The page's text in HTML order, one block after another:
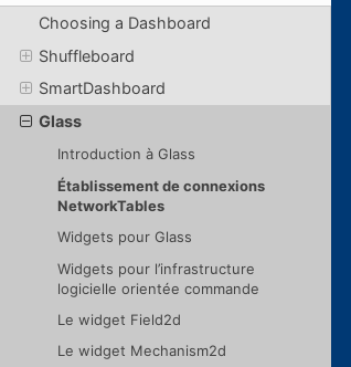
Choosing a Dashboard
Shuffleboard
SmartDashboard
Glass
Introduction à Glass
Établissement de connexions
NetworkTables
Widgets pour Glass
Widgets pour l’infrastructure
logicielle orientée commande
Le widget Field2d
Le widget Mechanism2d